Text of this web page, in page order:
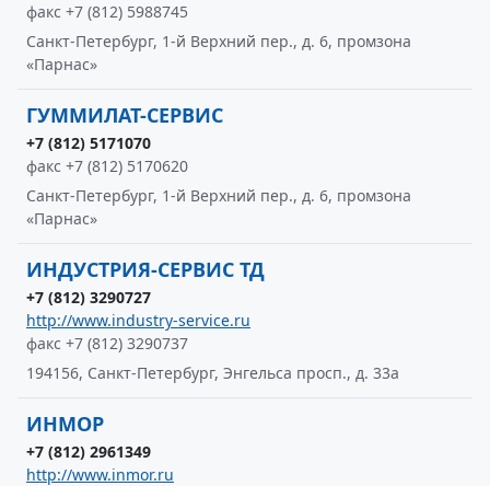
факс +7 (812) 5988745
Санкт-Петербург, 1-й Верхний пер., д. 6, промзона
«Парнас»
ГУММИЛАТ-СЕРВИС
+7 (812) 5171070
факс +7 (812) 5170620
Санкт-Петербург, 1-й Верхний пер., д. 6, промзона
«Парнас»
ИНДУСТРИЯ-СЕРВИС ТД
+7 (812) 3290727
http://www.industry-service.ru
факс +7 (812) 3290737
194156, Санкт-Петербург, Энгельса просп., д. 33а
ИНМОР
+7 (812) 2961349
http://www.inmor.ru